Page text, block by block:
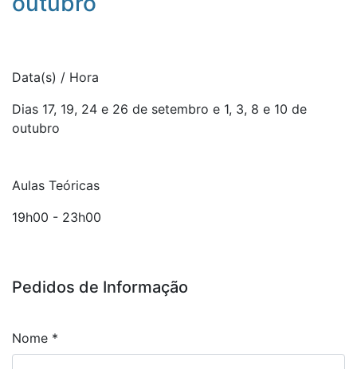
Data(s) / Hora
Dias 17, 19, 24 e 26 de setembro e 1, 3, 8 e 10 de
outubro
Aulas Teóricas
19h00 - 23h00
Pedidos de Informação
Nome *